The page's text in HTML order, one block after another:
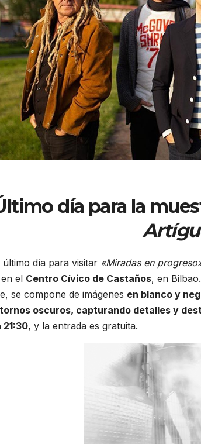
día para la
último día para visitar «Miradas en
en el Centro Cívico de Castaños, en
se compone de imágenes en blanco y
oscuros, capturando detalles y
21:30, y la entrada es gratuita.